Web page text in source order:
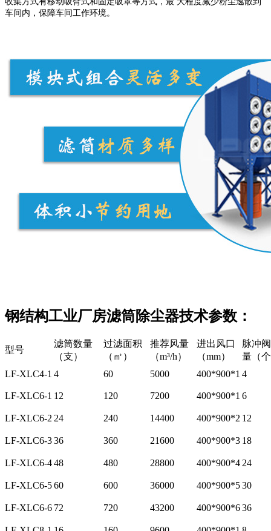
车间内，保障车间工作环境。
钢结构工业厂房滤筒除尘器技术参数：
型号
滤筒数量
（支）
过滤面积
（㎡）
推荐风量
（m³/h）
进出风口
（mm）
脉冲
量（
LF-XLC4-1 4 60 5000 400*900*1 4
LF-XLC6-1 12 120 7200 400*900*1 6
LF-XLC6-2 24 240 14400 400*900*2 12
LF-XLC6-336 360 21600 400*900*3 18
LF-XLC6-448 480 28800 400*900*4 24
LF-XLC6-560 600 36000 400*900*530
LF-XLC6-6 72 720 43200 400*900*636